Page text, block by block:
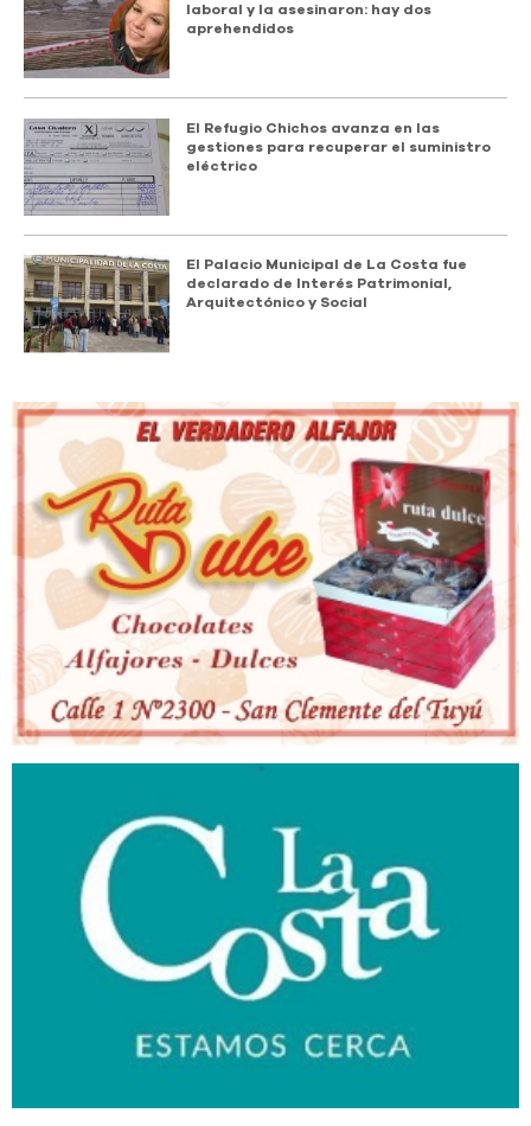
laboral y la asesinaron: hay dos
aprehendidos
El Refugio Chichos avanza en las
gestiones para recuperar el suministro
eléctrico
El Palacio Municipal de La Costa fue
declarado de Interés Patrimonial,
Arquitectónico y Social